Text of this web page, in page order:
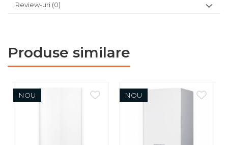
Review-uri (0)
Produse similare
NOU NOU